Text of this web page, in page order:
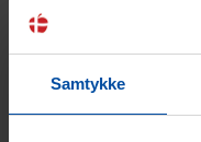
Samtykke
Gæsterne siger
4,7 • 14 Bedømmelser
4,7